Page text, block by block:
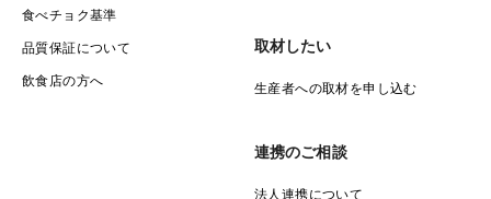
食べチョク基準
品質保証について
飲食店の方へ
取材したい
生産者への取材を申し込む
連携のご相談
法人連携について